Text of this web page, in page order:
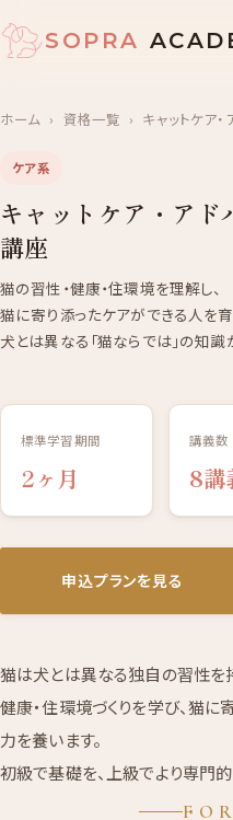
SOPRA
ホーム › 資格一覧 › キャットケア
ケア系
キャットケア・アド
講座
猫の習性・健康・住環境を理解し、
猫に寄り添ったケアができる人を育
犬とは異なる「猫ならでは」の知識
標準学習期間
2ヶ月
講義数
8講
申込プランを見る
猫は犬とは異なる独自の習性を
健康・住環境づくりを学び、猫に
力を養います。
初級で基礎を、上級でより専門